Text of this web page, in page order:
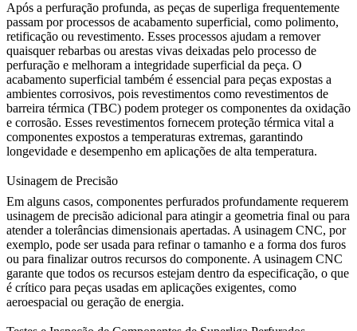
Após a perfuração profunda, as peças de superliga frequentemente
passam por processos de acabamento superficial, como polimento,
retificação ou revestimento. Esses processos ajudam a remover
quaisquer rebarbas ou arestas vivas deixadas pelo processo de
perfuração e melhoram a integridade superficial da peça. O
acabamento superficial também é essencial para peças expostas a
ambientes corrosivos, pois revestimentos como revestimentos de
barreira térmica (TBC) podem proteger os componentes da oxidação
e corrosão. Esses revestimentos fornecem proteção térmica vital a
componentes expostos a temperaturas extremas, garantindo
longevidade e desempenho em aplicações de alta temperatura.
Usinagem de Precisão
Em alguns casos, componentes perfurados profundamente requerem
usinagem de precisão adicional para atingir a geometria final ou para
atender a tolerâncias dimensionais apertadas. A usinagem CNC, por
exemplo, pode ser usada para refinar o tamanho e a forma dos furos
ou para finalizar outros recursos do componente. A usinagem CNC
garante que todos os recursos estejam dentro da especificação, o que
é crítico para peças usadas em aplicações exigentes, como
aeroespacial ou geração de energia.